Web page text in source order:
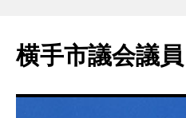
横手市議会議